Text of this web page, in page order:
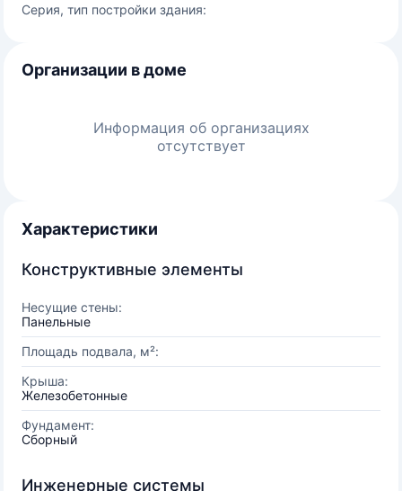
Серия, тип постройки здания:
Организации в доме
Информация об организациях
отсутствует
Характеристики
Конструктивные элементы
Несущие стены:
Панельные
Площадь подвала, м²:
Крыша:
Железобетонные
Фундамент:
Сборный
Инженерные системы